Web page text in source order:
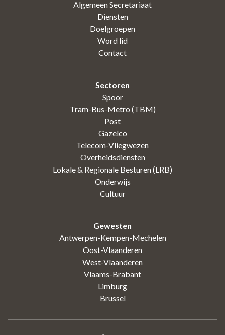
Algemeen Secretariaat
Diensten
Doelgroepen
Word lid
Contact
Sectoren
Spoor
Tram-Bus-Metro (TBM)
Post
Gazelco
Telecom-Vliegwezen
Overheidsdiensten
Lokale & Regionale Besturen (LRB)
Onderwijs
Cultuur
Gewesten
Antwerpen-Kempen-Mechelen
Oost-Vlaanderen
West-Vlaanderen
Vlaams-Brabant
Limburg
Brussel